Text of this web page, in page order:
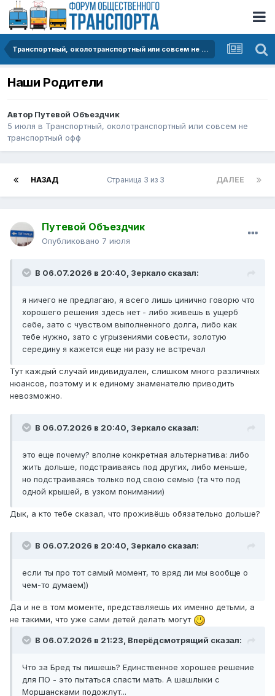
Транспортный, околотранспортный или совсем не транспортный офф
Наши Родители
Автор Путевой Объездчик
5 июля в Транспортный, околотранспортный или совсем не
транспортный офф
НАЗАД ДАЛЕЕ
Страница 3 из 3
Путевой Объездчик
Опубликовано 7 июля
В 06.07.2026 в 20:40, Зеркало сказал:
я ничего не предлагаю, я всего лишь цинично говорю что
хорошего решения здесь нет - либо живешь в ущерб
себе, зато с чувством выполненного долга, либо как
тебе нужно, зато с угрызениями совести, золотую
середину я кажется еще ни разу не встречал
Тут каждый случай индивидуален, слишком много различных
нюансов, поэтому и к единому знаменателю приводить
невозможно.
В 06.07.2026 в 20:40, Зеркало сказал:
это еще почему? вполне конкретная альтернатива: либо
жить дольше, подстраиваясь под других, либо меньше,
но подстраиваясь только под свою семью (та что под
одной крышей, в узком понимании)
Дык, а кто тебе сказал, что проживёшь обязательно дольше?
В 06.07.2026 в 20:40, Зеркало сказал:
если ты про тот самый момент, то вряд ли мы вообще о
чем-то думаем))
Да и не в том моменте, представляешь их именно детьми, а
не такими, что уже сами детей делать могут
В 06.07.2026 в 21:23, Вперёдсмотрящий сказал:
Что за Бред ты пишешь? Единственное хорошее решение
для ПО - это пытаться спасти мать. А шашлыки с
Моршансками подожлут...